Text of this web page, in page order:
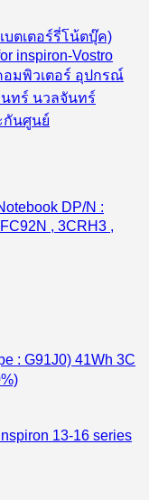
DP/N :
, 3CRH3 ,
: G91J0) 41Wh 3C